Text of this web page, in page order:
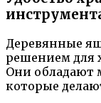
Деревянные
решением для
Они обладают
которые